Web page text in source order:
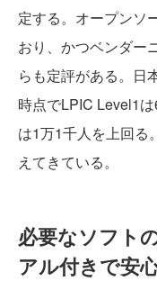
定する。オープンソ
おり、かつベンダー
らも定評がある。日
時点でLPIC Level1
は1万1千人を上回る
えてきている。
必要なソフト
アル付きで安